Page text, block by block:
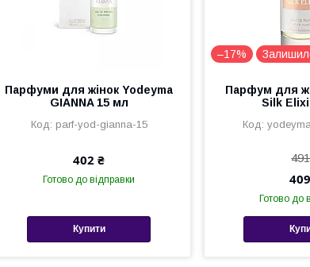
Парфуми для жінок Yodeyma
GIANNA 15 мл
parf-yod-gianna-15
402 ₴
Готово до відправки
Купити
–17%
Парфум для
Silk
Готово до